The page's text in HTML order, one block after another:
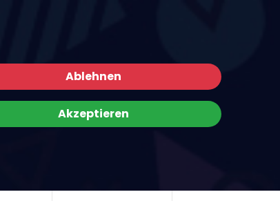
Ablehnen
Akzeptieren